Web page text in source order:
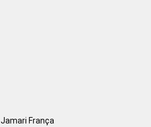
Jamari França